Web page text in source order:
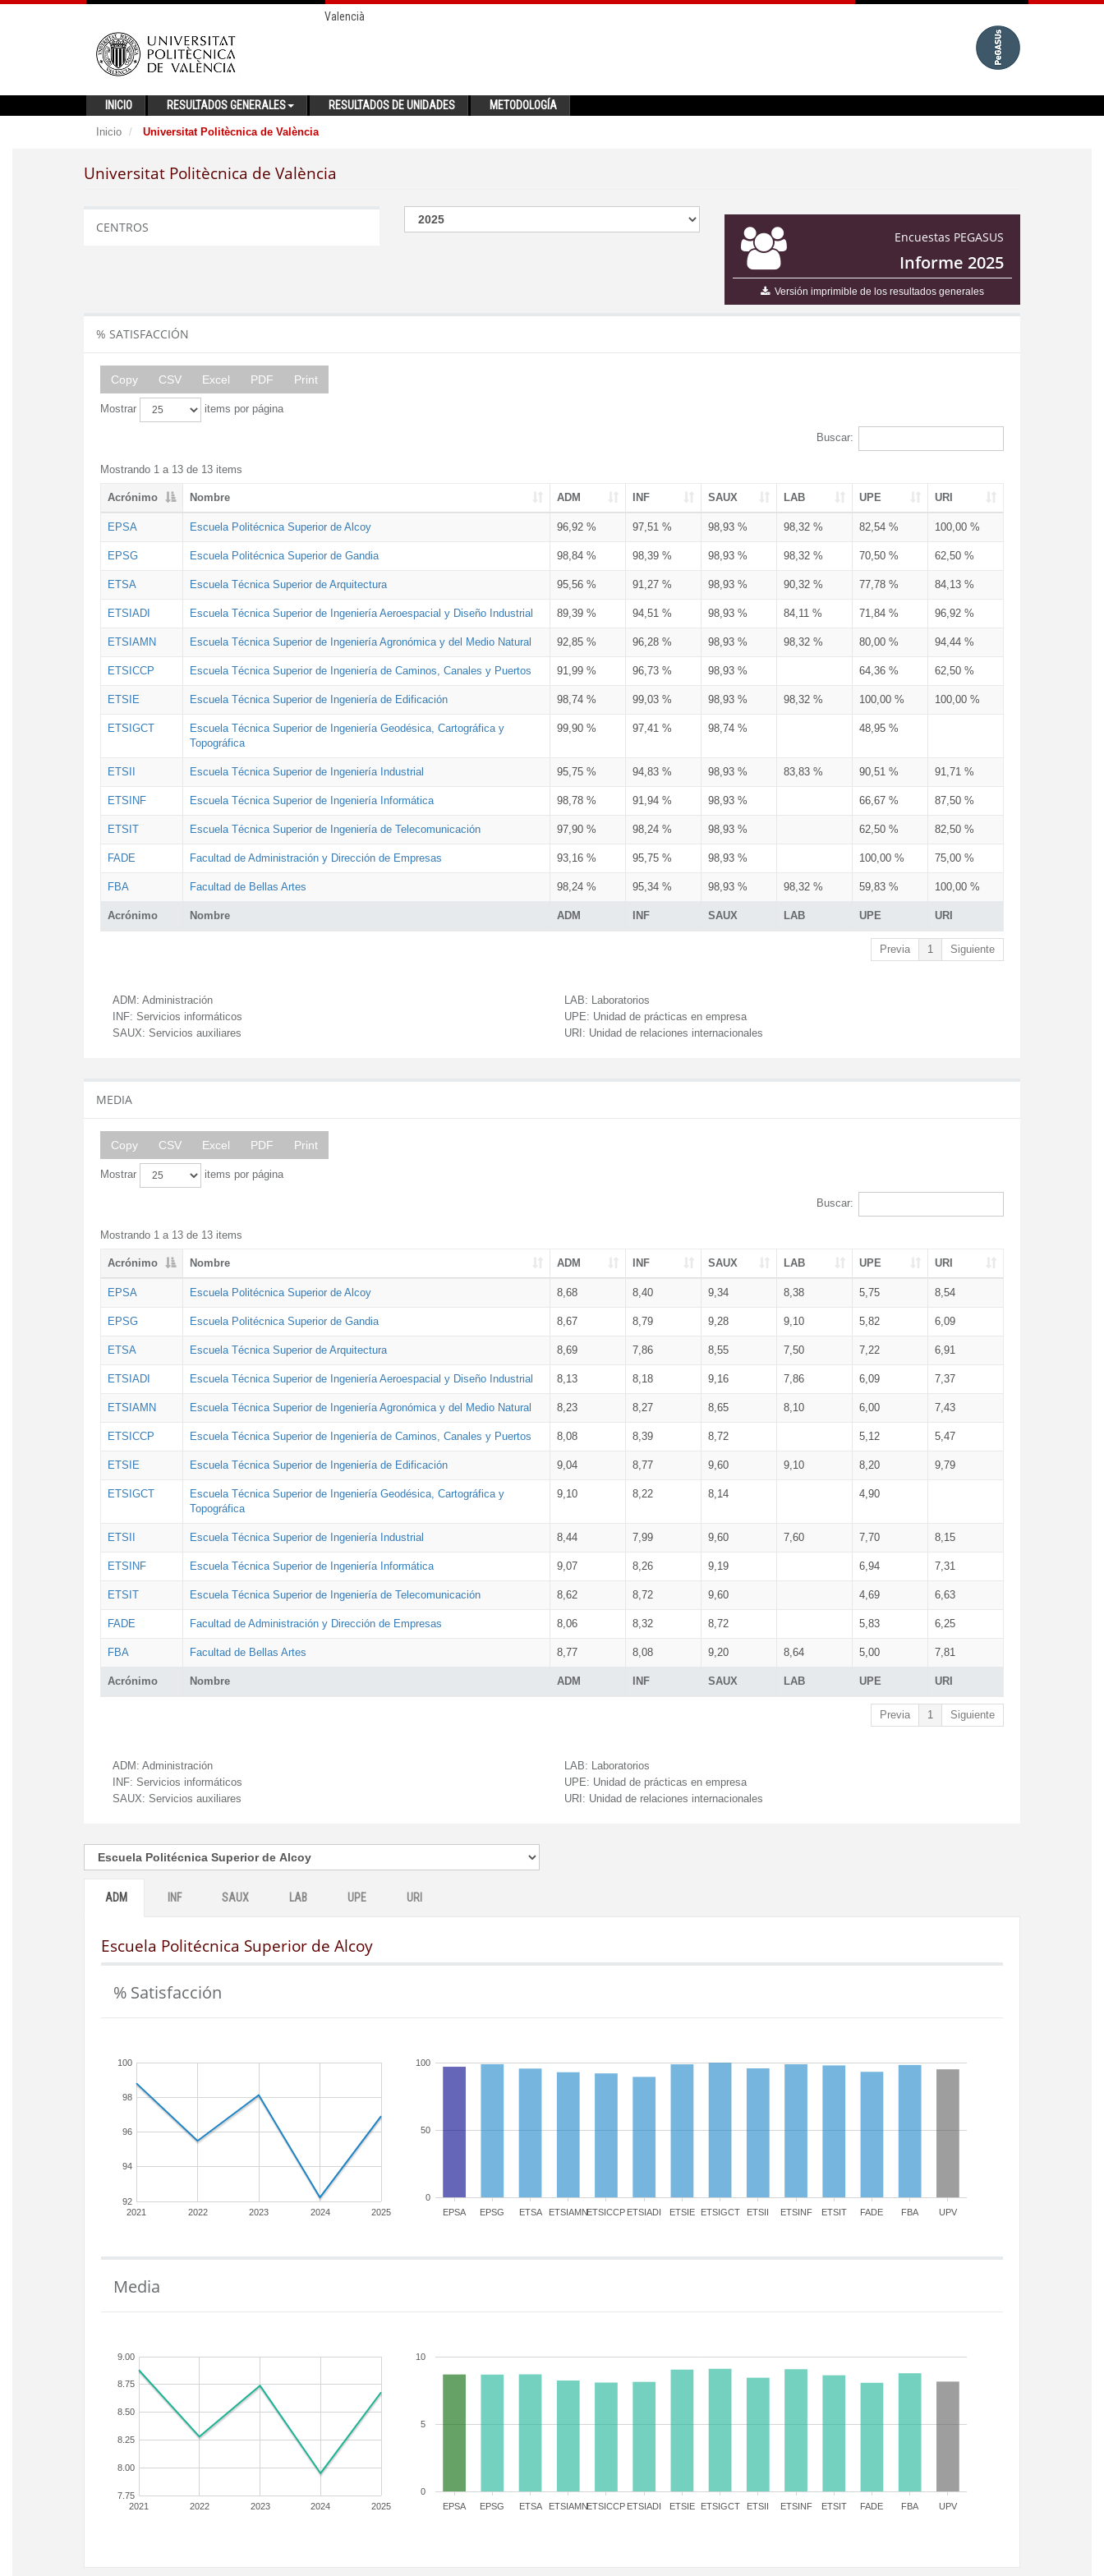
Valencià
INICIO RESULTADOS GENERALES RESULTADOS DE UNIDADES METODOLOGÍA
Inicio Universitat Politècnica de València
Universitat Politècnica de València
Encuestas PEGASUS
Informe 2025
Versión imprimible de los resultados generales
CENTROS
% SATISFACCIÓN
Copy CSV Excel PDF Print
Mostrar items por página
Buscar:
Mostrando 1 a 13 de 13 items
Acrónimo Nombre ADM INF SAUX LAB UPE URI
Acrónimo Nombre ADM INF SAUX LAB UPE URI
EPSA Escuela Politécnica Superior de Alcoy 96,92 % 97,51 % 98,93 % 98,32 % 82,54 % 100,00 %
EPSG Escuela Politécnica Superior de Gandia 98,84 % 98,39 % 98,93 % 98,32 % 70,50 % 62,50 %
ETSA Escuela Técnica Superior de Arquitectura 95,56 % 91,27 % 98,93 % 90,32 % 77,78 % 84,13 %
ETSIADI Escuela Técnica Superior de Ingeniería Aeroespacial y Diseño Industrial 89,39 % 94,51 % 98,93 % 84,11 % 71,84 % 96,92 %
ETSIAMN Escuela Técnica Superior de Ingeniería Agronómica y del Medio Natural 92,85 % 96,28 % 98,93 % 98,32 % 80,00 % 94,44 %
ETSICCP Escuela Técnica Superior de Ingeniería de Caminos, Canales y Puertos 91,99 % 96,73 % 98,93 % 64,36 % 62,50 %
ETSIE Escuela Técnica Superior de Ingeniería de Edificación 98,74 % 99,03 % 98,93 % 98,32 % 100,00 % 100,00 %
ETSIGCT
Escuela Técnica Superior de Ingeniería Geodésica, Cartográfica y
Topográfica
99,90 % 97,41 % 98,74 % 48,95 %
ETSII Escuela Técnica Superior de Ingeniería Industrial 95,75 % 94,83 % 98,93 % 83,83 % 90,51 % 91,71 %
ETSINF Escuela Técnica Superior de Ingeniería Informática 98,78 % 91,94 % 98,93 % 66,67 % 87,50 %
ETSIT Escuela Técnica Superior de Ingeniería de Telecomunicación 97,90 % 98,24 % 98,93 % 62,50 % 82,50 %
FADE Facultad de Administración y Dirección de Empresas 93,16 % 95,75 % 98,93 % 100,00 % 75,00 %
FBA Facultad de Bellas Artes 98,24 % 95,34 % 98,93 % 98,32 % 59,83 % 100,00 %
Previa 1 Siguiente
ADM: Administración
INF: Servicios informáticos
SAUX: Servicios auxiliares
LAB: Laboratorios
UPE: Unidad de prácticas en empresa
URI: Unidad de relaciones internacionales
MEDIA
Copy CSV Excel PDF Print
Mostrar items por página
Buscar:
Mostrando 1 a 13 de 13 items
Acrónimo Nombre ADM INF SAUX LAB UPE URI
Acrónimo Nombre ADM INF SAUX LAB UPE URI
EPSA Escuela Politécnica Superior de Alcoy 8,68 8,40 9,34 8,38 5,75 8,54
EPSG Escuela Politécnica Superior de Gandia 8,67 8,79 9,28 9,10 5,82 6,09
ETSA Escuela Técnica Superior de Arquitectura 8,69 7,86 8,55 7,50 7,22 6,91
ETSIADI Escuela Técnica Superior de Ingeniería Aeroespacial y Diseño Industrial 8,13 8,18 9,16 7,86 6,09 7,37
ETSIAMN Escuela Técnica Superior de Ingeniería Agronómica y del Medio Natural 8,23 8,27 8,65 8,10 6,00 7,43
ETSICCP Escuela Técnica Superior de Ingeniería de Caminos, Canales y Puertos 8,08 8,39 8,72 5,12 5,47
ETSIE Escuela Técnica Superior de Ingeniería de Edificación 9,04 8,77 9,60 9,10 8,20 9,79
ETSIGCT
Escuela Técnica Superior de Ingeniería Geodésica, Cartográfica y
Topográfica
9,10 8,22 8,14 4,90
ETSII Escuela Técnica Superior de Ingeniería Industrial 8,44 7,99 9,60 7,60 7,70 8,15
ETSINF Escuela Técnica Superior de Ingeniería Informática 9,07 8,26 9,19 6,94 7,31
ETSIT Escuela Técnica Superior de Ingeniería de Telecomunicación 8,62 8,72 9,60 4,69 6,63
FADE Facultad de Administración y Dirección de Empresas 8,06 8,32 8,72 5,83 6,25
FBA Facultad de Bellas Artes 8,77 8,08 9,20 8,64 5,00 7,81
Previa 1 Siguiente
ADM: Administración
INF: Servicios informáticos
SAUX: Servicios auxiliares
LAB: Laboratorios
UPE: Unidad de prácticas en empresa
URI: Unidad de relaciones internacionales
ADM INF SAUX LAB UPE URI
Escuela Politécnica Superior de Alcoy
% Satisfacción
2021 2022 2023 2024 2025
92
94
96
98
100
EPSA EPSG ETSA ETSIAMNETSICCP ETSIADI ETSIE ETSIGCT ETSII ETSINF ETSIT FADE FBA UPV
0
50
100
Media
2021 2022 2023 2024 2025
7.75
8.00
8.25
8.50
8.75
9.00
EPSA EPSG ETSA ETSIAMNETSICCP ETSIADI ETSIE ETSIGCT ETSII ETSINF ETSIT FADE FBA UPV
0
5
10